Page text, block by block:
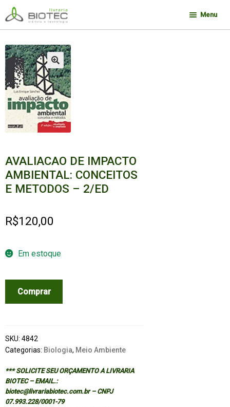
Pular
para
navegação
Pular
para
o
conteúdo
Menu
🔍
AVALIACAO DE IMPACTO
AMBIENTAL: CONCEITOS
E METODOS – 2/ED
R$120,00
Em estoque
AVALIACAO
CONCEITOS
E
2/ED
quantidade
Comprar
SKU: 4842
Categorias: Biologia, Meio Ambiente
*** SOLICITE SEU ORÇAMENTO A LIVRARIA
BIOTEC – EMAIL.:
biotec@livrariabiotec.com.br – CNPJ
07.993.228/0001-79